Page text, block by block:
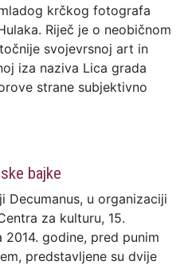
krčkog fotografa
Riječ je o neobičnom
svojevrsnoj art in
iza naziva Lica grada
strane subjektivno
bajke
Decumanus, u organizaciji
za kulturu, 15.
2014. godine, pred punim
predstavljene su dvije